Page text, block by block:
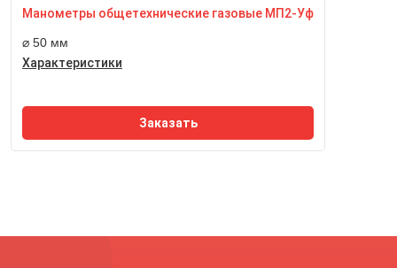
Манометры общетехнические газовые МП2-Уф
⌀ 50 мм
Характеристики
Размер квадрата под ключ, мм
Заказать